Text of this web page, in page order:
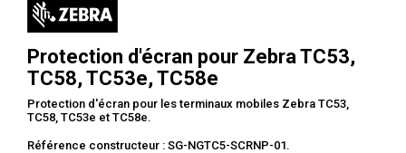
Protection d'écran pour Zebra TC53,
TC58, TC53e, TC58e
Protection d'écran pour les terminaux mobiles Zebra TC53,
TC58, TC53e et TC58e.
Référence constructeur : SG-NGTC5-SCRNP-01.